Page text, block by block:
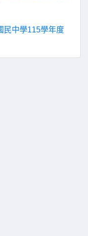
民中學115學年度